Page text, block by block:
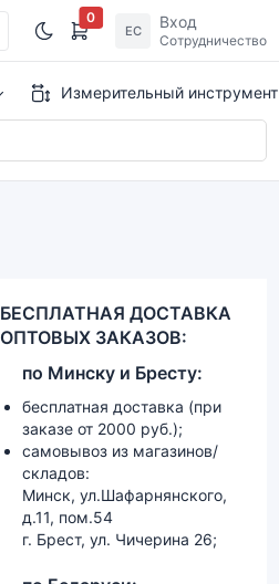
0
ЕС Вход
Сотрудничество
Измерительный инструмент
БЕСПЛАТНАЯ ДОСТАВКА
ОПТОВЫХ ЗАКАЗОВ:
по Минску и Бресту:
бесплатная доставка (при
заказе от 2000 руб.);
самовывоз из магазинов/
складов:
Минск, ул.Шафарнянского,
д.11, пом.54
г. Брест, ул. Чичерина 26;